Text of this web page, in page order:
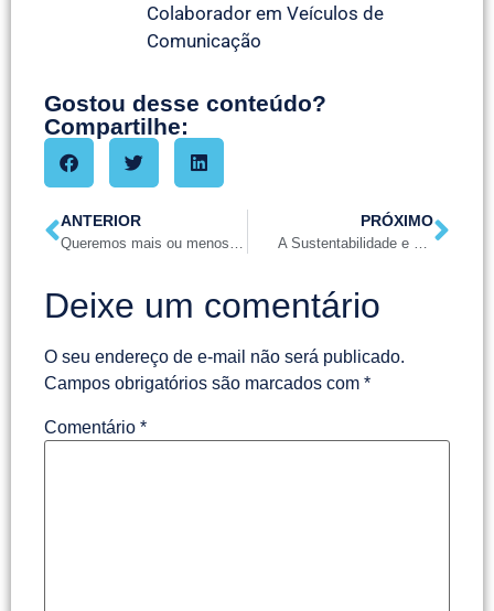
Colaborador em Veículos de
Comunicação
Gostou desse conteúdo?
Compartilhe:
ANTERIOR
Queremos mais ou menos visitantes?
PRÓXIMO
A Sustentabilidade e o Turismo Urbano
Deixe um comentário
O seu endereço de e-mail não será publicado.
Campos obrigatórios são marcados com *
Comentário *